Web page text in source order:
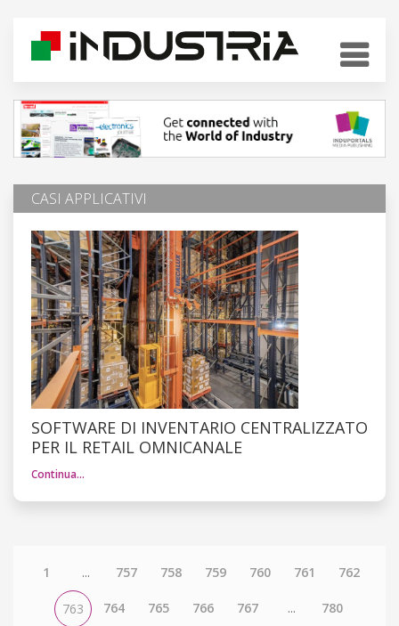
CASI APPLICATIVI
SOFTWARE DI INVENTARIO CENTRALIZZATO
PER IL RETAIL OMNICANALE
Continua…
1 ... 757 758 759 760 761 762
763 764 765 766 767 ... 780